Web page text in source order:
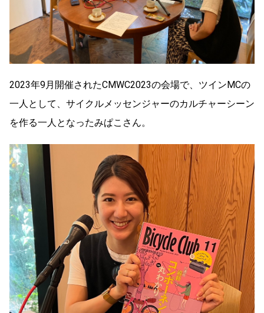
2023年9月開催されたCMWC2023の会場で、ツインMCの
一人として、サイクルメッセンジャーのカルチャーシーン
を作る一人となったみぱこさん。